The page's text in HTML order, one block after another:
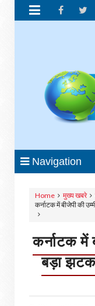

Navigation
Home मुख्य खबरे
कर्नाटक में बीजेपी की
कर्नाटक में
बड़ा